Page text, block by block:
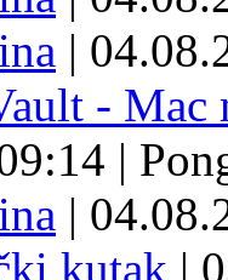
|
- Mac
|
|
kutak |